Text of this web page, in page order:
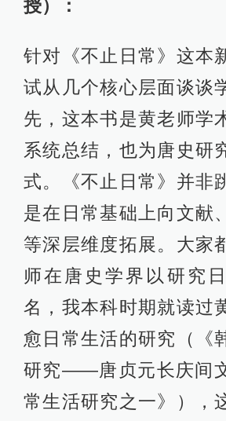
授）：
针对《不止日常》这本
试从几个核心层面谈谈
先，这本书是黄老师学
系统总结，也为唐史研
式。《不止日常》并非
是在日常基础上向文献
等深层维度拓展。大家
师在唐史学界以研究
名，我本科时期就读过
愈日常生活的研究（《
研究——唐贞元长庆间
常生活研究之一》），